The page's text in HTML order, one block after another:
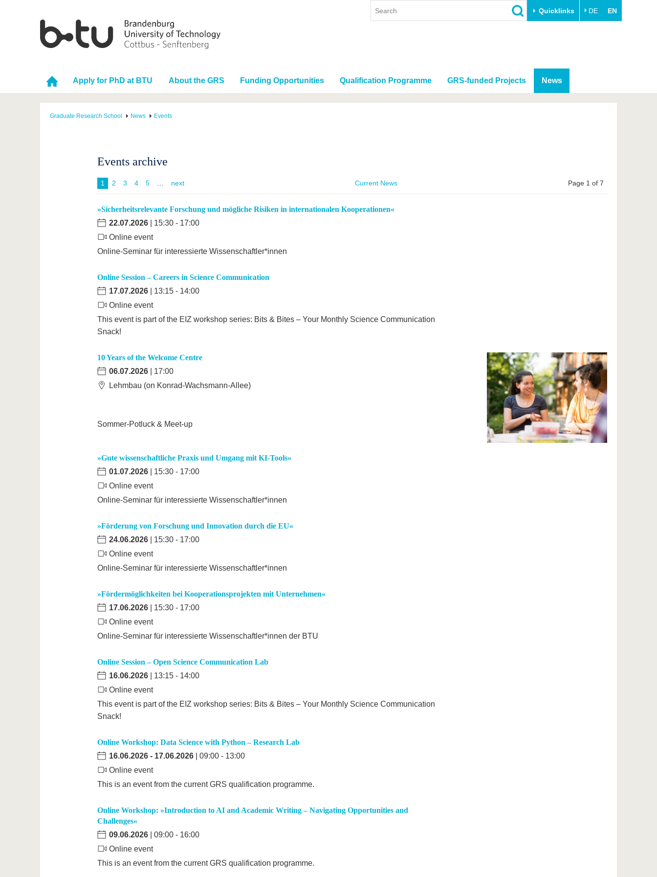
Quicklinks DE EN
Apply for PhD at BTU About the GRS Funding Opportunities Qualification Programme GRS-funded Projects News
Graduate Research School News Events
Events archive
1 2 3 4 5 next Current News Page 1 of 7
»Sicherheitsrelevante Forschung und mögliche Risiken in internationalen Kooperationen«
22.07.2026| 15:30 - 17:00
Online event
Online-Seminar für interessierte Wissenschaftler*innen
Online Session – Careers in Science Communication
17.07.2026| 13:15 - 14:00
Online event
This event is part of the EIZ workshop series: Bits & Bites – Your Monthly Science Communication
Snack!
10 Years of the Welcome Centre
06.07.2026| 17:00
Lehmbau (on Konrad-Wachsmann-Allee)
Sommer-Potluck & Meet-up
»Gute wissenschaftliche Praxis und Umgang mit KI-Tools«
01.07.2026| 15:30 - 17:00
Online event
Online-Seminar für interessierte Wissenschaftler*innen
»Förderung von Forschung und Innovation durch die EU«
24.06.2026| 15:30 - 17:00
Online event
Online-Seminar für interessierte Wissenschaftler*innen
»Fördermöglichkeiten bei Kooperationsprojekten mit Unternehmen«
17.06.2026| 15:30 - 17:00
Online event
Online-Seminar für interessierte Wissenschaftler*innen der BTU
Online Session – Open Science Communication Lab
16.06.2026| 13:15 - 14:00
Online event
This event is part of the EIZ workshop series: Bits & Bites – Your Monthly Science Communication
Snack!
Online Workshop: Data Science with Python – Research Lab
16.06.2026- 17.06.2026| 09:00 - 13:00
Online event
This is an event from the current GRS qualification programme.
Online Workshop: »Introduction to AI and Academic Writing – Navigating Opportunities and
Challenges«
09.06.2026| 09:00 - 16:00
Online event
This is an event from the current GRS qualification programme.